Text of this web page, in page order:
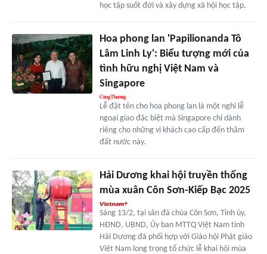
học tập suốt đời và xây dựng xã hội học tập.
Hoa phong lan 'Papilionanda Tô
Lâm Linh Ly': Biểu tượng mới của
tình hữu nghị Việt Nam và
Singapore
Lễ đặt tên cho hoa phong lan là một nghi lễ
ngoại giao đặc biệt mà Singapore chỉ dành
riêng cho những vị khách cao cấp đến thăm
đất nước này.
Hải Dương khai hội truyền thống
mùa xuân Côn Sơn-Kiếp Bạc 2025
Sáng 13/2, tại sân đá chùa Côn Sơn, Tỉnh ủy,
HĐND, UBND, Ủy ban MTTQ Việt Nam tỉnh
Hải Dương đã phối hợp với Giáo hội Phật giáo
Việt Nam long trọng tổ chức lễ khai hội mùa